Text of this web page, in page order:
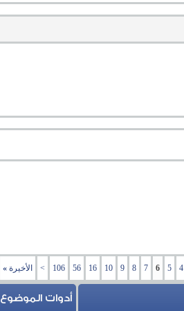
4
5
6
7
8
9
10
16
56
106
> الأخيرة »
أدوات الموضوع